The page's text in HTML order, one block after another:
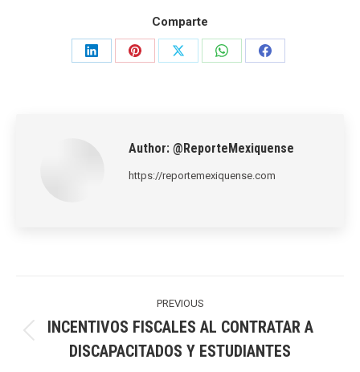
Comparte
Share
Share
Share
Share
Share
Author: @ReporteMexiquense
https://reportemexiquense.com
PREVIOUS
post:
INCENTIVOS FISCALES AL CONTRATAR A
DISCAPACITADOS Y ESTUDIANTES